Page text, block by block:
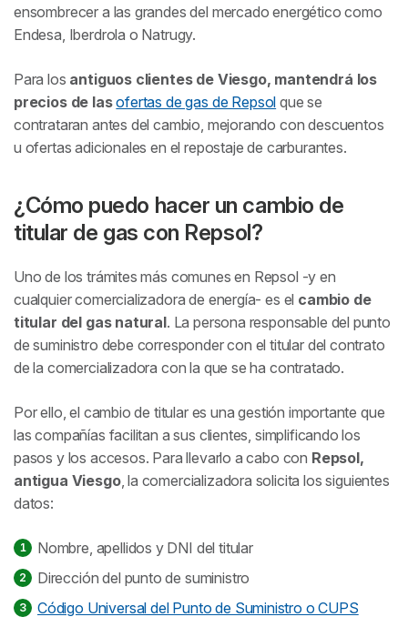
ensombrecer a las grandes del mercado energético como
Endesa, Iberdrola o Natrugy.
Para los antiguos clientes de Viesgo, mantendrá los
precios de lasofertas de gas de Repsol que se
contrataran antes del cambio, mejorando con descuentos
u ofertas adicionales en el repostaje de carburantes.
¿Cómo puedo hacer un cambio de
titular de gas con Repsol?
Uno de los trámites más comunes en Repsol -y en
cualquier comercializadora de energía- es el cambio de
titular del gas natural. La persona responsable del punto
de suministro debe corresponder con el titular del contrato
de la comercializadora con la que se ha contratado.
Por ello, el cambio de titular es una gestión importante que
las compañías facilitan a sus clientes, simplificando los
pasos y los accesos. Para llevarlo a cabo con Repsol,
antigua Viesgo, la comercializadora solicita los siguientes
datos:
Nombre, apellidos y DNI del titular
Dirección del punto de suministro
Código Universal del Punto de Suministro o CUPS